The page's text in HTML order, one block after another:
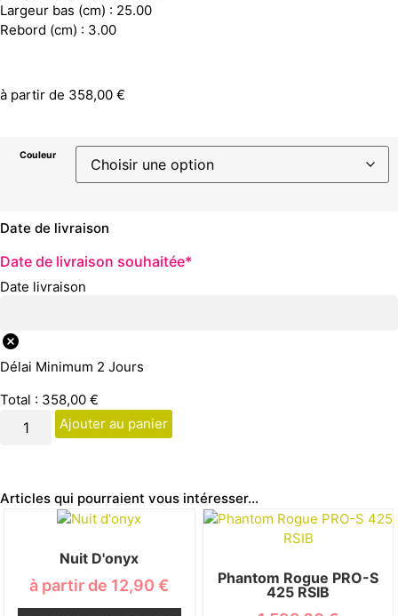
Largeur bas (cm) : 25.00
Rebord (cm) : 3.00
à partir de 358,00 €
Couleur
Date de livraison
Date de livraison souhaitée*
Date livraison
Délai Minimum 2 Jours
Total : 358,00 €
Ajouter au panier
Articles qui pourraient vous intéresser...
Nuit D'onyx
à partir de 12,90€
Phantom Rogue PRO-S
425 RSIB